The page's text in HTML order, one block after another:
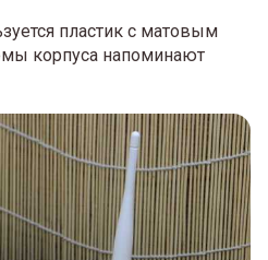
пластик с матовым
корпуса напоминают